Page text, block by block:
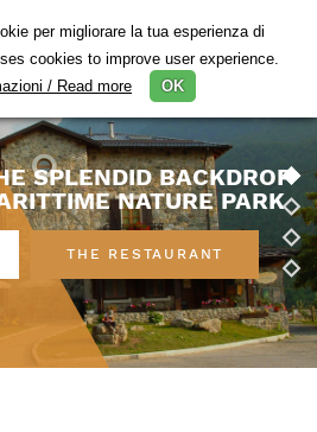
SPLENDID BACKDROP
NATURE PARK
THE RESTAURANT
per migliorare la tua esperienza di
cookies to improve user experience.
/ Read more
OK